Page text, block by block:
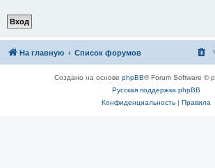
На главную Список форумов
Создано на основе phpBB® Forum Software ©
Русская поддержка phpBB
Конфиденциальность| Правила